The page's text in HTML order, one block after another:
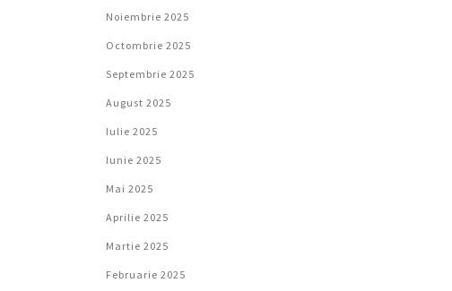
Noiembrie 2025
Octombrie 2025
Septembrie 2025
August 2025
Iulie 2025
Iunie 2025
Mai 2025
Aprilie 2025
Martie 2025
Februarie 2025